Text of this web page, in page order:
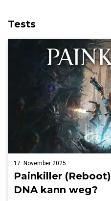
Tests
17. November 2025
Painkiller
DNA kann weg?